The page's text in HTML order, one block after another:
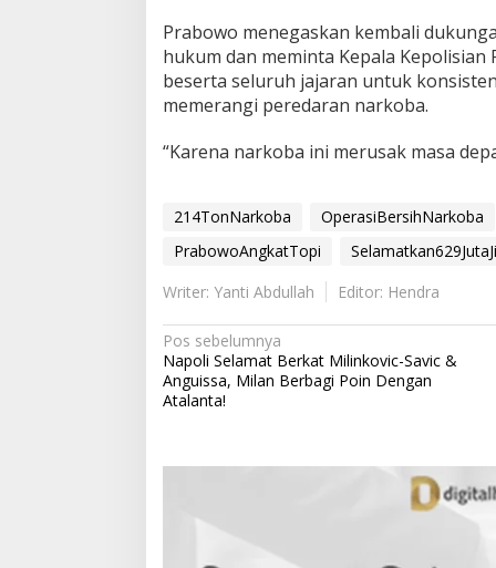
Prabowo menegaskan kembali
hukum dan meminta Kepala Kepolisian
beserta seluruh jajaran untuk
memerangi peredaran narkoba.
“Karena narkoba ini merusak masa
214TonNarkoba OperasiBersihNarkoba
PrabowoAngkatTopi
Writer: Yanti Abdullah
Editor: Hendra
N
a
v
g
Pos sebelumnya
Napoli Selamat Berkat Milinkovic-Savic &
Anguissa, Milan Berbagi Poin Dengan
Atalanta!